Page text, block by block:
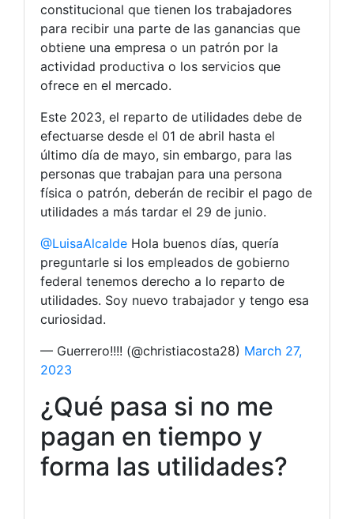
constitucional que tienen los trabajadores
para recibir una parte de las ganancias que
obtiene una empresa o un patrón por la
actividad productiva o los servicios que
ofrece en el mercado.
Este 2023, el reparto de utilidades debe de
efectuarse desde el 01 de abril hasta el
último día de mayo, sin embargo, para las
personas que trabajan para una persona
física o patrón, deberán de recibir el pago de
utilidades a más tardar el 29 de junio.
@LuisaAlcalde Hola buenos días, quería
preguntarle si los empleados de gobierno
federal tenemos derecho a lo reparto de
utilidades. Soy nuevo trabajador y tengo esa
curiosidad.
— Guerrero!!!! (@christiacosta28) March 27,
2023
¿Qué pasa si no me
pagan en tiempo y
forma las utilidades?